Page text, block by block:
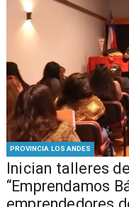
PROVINCIA LOS ANDES
Inician talleres
“Emprendamos